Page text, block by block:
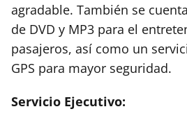
agradable. También se
de DVD y MP3 para el
pasajeros, así como un
GPS para mayor seguridad.
Servicio Ejecutivo: